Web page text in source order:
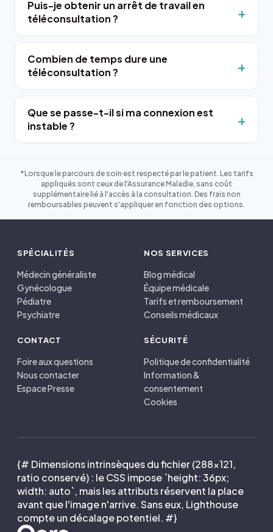
Puis-je obtenir un arrêt de travail en
téléconsultation ?
Combien de temps dure une
téléconsultation ?
Que se passe-t-il si ma connexion est
instable ?
*Lorsque le parcours de soin est respecté par le patient. Les tarifs
appliqués sont ceux de l'Assurance Maladie, sans coût
supplémentaire lié à l'accès à la consultation. Des frais non
remboursables peuvent s'appliquer en fonction des options.
SPÉCIALITÉS
Médecin généraliste
Gynécologue
Pédiatre
Psychiatre
NOS SERVICES
Blog médical
Équipe médicale
Tarifs et remboursement
Conseils médicaux
CONTACT
Foire aux questions
Nous contacter
Espace Presse
SÉCURITÉ
Politique de confidentialité
Information &
consentement
Cookies
{# Dimensions intrinsèques du fichier (288×121,
ratio conservé) : le CSS impose `height: 36px;
width: auto`, mais les attributs réservent la place
avant que l'image n'arrive. Sans eux, Lighthouse
compte un décalage potentiel. #}